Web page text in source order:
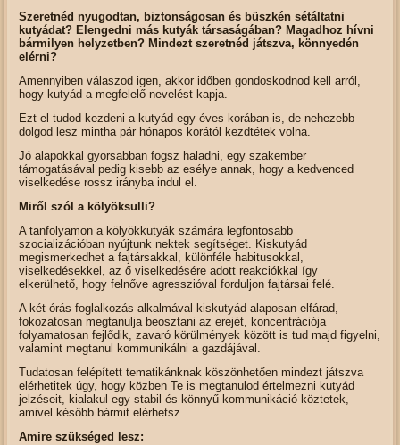
Szeretnéd nyugodtan, biztonságosan és büszkén sétáltatni
kutyádat? Elengedni más kutyák társaságában? Magadhoz hívni
bármilyen helyzetben? Mindezt szeretnéd játszva, könnyedén
elérni?
Amennyiben válaszod igen, akkor időben gondoskodnod kell arról,
hogy kutyád a megfelelő nevelést kapja.
Ezt el tudod kezdeni a kutyád egy éves korában is, de nehezebb
dolgod lesz mintha pár hónapos korától kezdtétek volna.
Jó alapokkal gyorsabban fogsz haladni, egy szakember
támogatásával pedig kisebb az esélye annak, hogy a kedvenced
viselkedése rossz irányba indul el.
Miről szól a kölyöksulli?
A tanfolyamon a kölyökkutyák számára legfontosabb
szocializációban nyújtunk nektek segítséget. Kiskutyád
megismerkedhet a fajtársakkal, különféle habitusokkal,
viselkedésekkel, az ő viselkedésére adott reakciókkal így
elkerülhető, hogy felnőve agresszióval forduljon fajtársai felé.
A két órás foglalkozás alkalmával kiskutyád alaposan elfárad,
fokozatosan megtanulja beosztani az erejét, koncentrációja
folyamatosan fejlődik, zavaró körülmények között is tud majd figyelni,
valamint megtanul kommunikálni a gazdájával.
Tudatosan felépített tematikánknak köszönhetően mindezt játszva
elérhetitek úgy, hogy közben Te is megtanulod értelmezni kutyád
jelzéseit, kialakul egy stabil és könnyű kommunikáció köztetek,
amivel később bármit elérhetsz.
Amire szükséged lesz: